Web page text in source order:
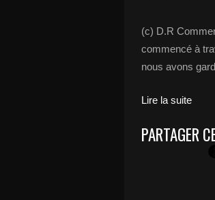
(c) D.R
commencé à
nous avons
Lire la suite
PARTAGER